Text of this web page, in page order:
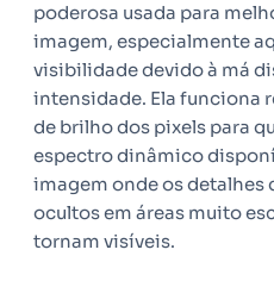
poderosa usada para
imagem, especialmente
visibilidade devido à má
intensidade. Ela funciona
de brilho dos pixels para
espectro dinâmico
imagem onde os detalhes
ocultos em áreas muito
tornam visíveis.